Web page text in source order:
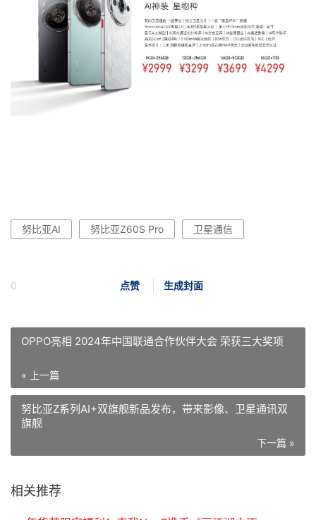
努比亚AI 努比亚Z60S Pro 卫星通信
点赞 生成封面
0
OPPO亮相 2024年中国联通合作伙伴大会 荣获三大奖项
« 上一篇
努比亚Z系列AI+双旗舰新品发布，带来影像、卫星通讯双
旗舰
下一篇 »
相关推荐